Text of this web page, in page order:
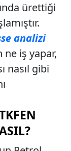
ürettiği
analizi
ne iş yapar,
nasıl gibi